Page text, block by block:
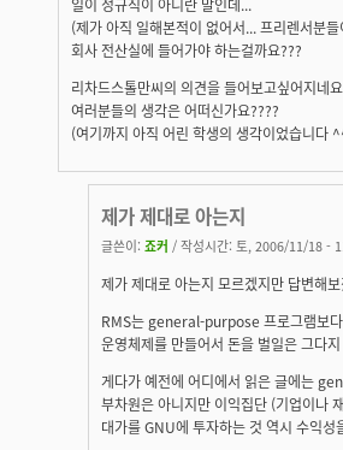
일이 정규직이 아니란 말인데...
(제가 아직 일해본적이 없어서... 프리렌서분
회사 전산실에 들어가야 하는걸까요???
리차드스톨만씨의 의견을 들어보고싶어지네
여러분들의 생각은 어떠신가요????
(여기까지 아직 어린 학생의 생각이었습니다
제가 제대로 아는지
글쓴이: 죠커 / 작성시간: 토, 2006/11/18 -
제가 제대로 아는지 모르겠지만 답변해
RMS는 general-purpose 프로그램보
운영체제를 만들어서 돈을 벌일은 그다
게다가 예전에 어디에서 읽은 글에는
부차원은 아니지만 이익집단 (기업이나
대가를 GNU에 투자하는 것 역시 수익